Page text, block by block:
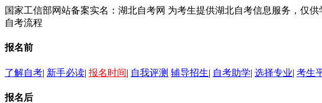
国家工信部网站备案实名：湖北自考网 为考生提供湖北自考信息服务，仅
自考流程
报名前
了解自考| 新手必读| 报名时间| 自我评测 辅导招生| 自考助学| 选择专业| 考生
报名后